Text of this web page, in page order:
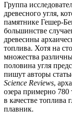
Группа
древесного угля,
памятнике Гешер-
большинстве
древесины
топлива. Хотя на
множества
половина угля
пишут авторы
Science Reviews,
озера примерно 780
в качестве топлива
плавник.